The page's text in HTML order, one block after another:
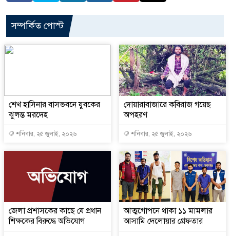
সম্পর্কিত পোস্ট
শেখ হাসিনার বাসভবনে যুবকের
ঝুলন্ত মরদেহ
শনিবার, ২৫ জুলাই, ২০২৬
দোয়ারাবাজারে কবিরাজ গয়েছ
অপহরণ
শনিবার, ২৫ জুলাই, ২০২৬
জেলা প্রশাসকের কাছে যে প্রধান
শিক্ষকের বিরুদ্ধে অভিযোগ
আত্মগোপনে থাকা ১১ মামলার
আসামি দেলোয়ার গ্রেফতার